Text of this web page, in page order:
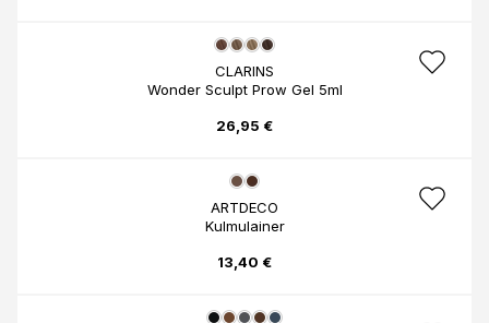
CLARINS
Wonder Sculpt Prow Gel 5ml
26,95 €
ARTDECO
Kulmulainer
13,40 €